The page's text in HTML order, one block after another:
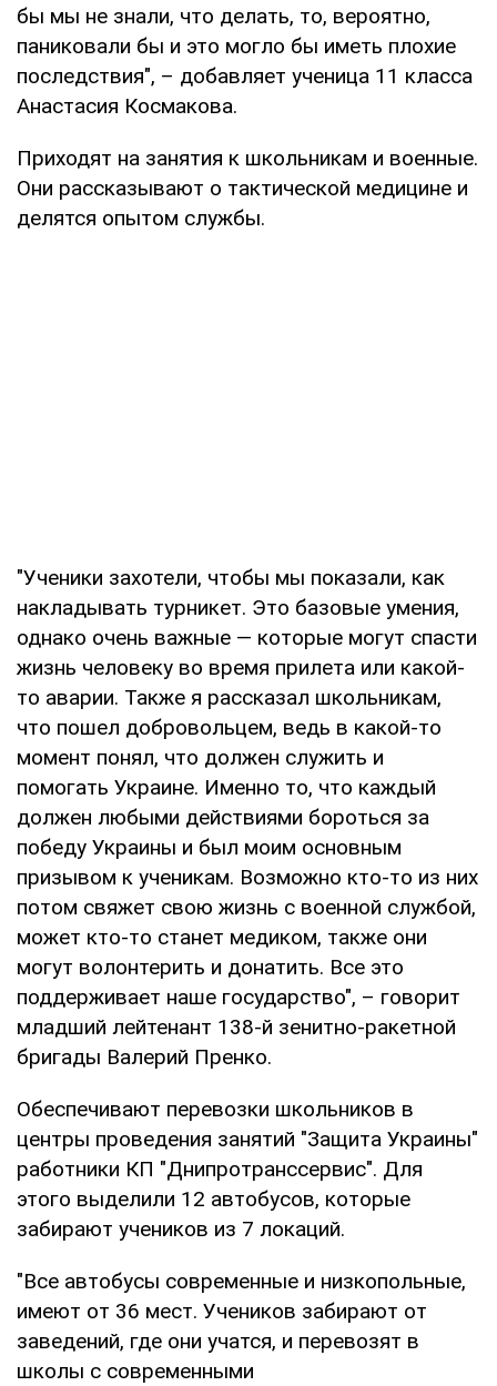
бы мы не знали, что делать, то, вероятно,
паниковали бы и это могло бы иметь плохие
последствия", – добавляет ученица 11 класса
Анастасия Космакова.
Приходят на занятия к школьникам и военные.
Они рассказывают о тактической медицине и
делятся опытом службы.
"Ученики захотели, чтобы мы показали, как
накладывать турникет. Это базовые умения,
однако очень важные — которые могут спасти
жизнь человеку во время прилета или какой-
то аварии. Также я рассказал школьникам,
что пошел добровольцем, ведь в какой-то
момент понял, что должен служить и
помогать Украине. Именно то, что каждый
должен любыми действиями бороться за
победу Украины и был моим основным
призывом к ученикам. Возможно кто-то из них
потом свяжет свою жизнь с военной службой,
может кто-то станет медиком, также они
могут волонтерить и донатить. Все это
поддерживает наше государство", – говорит
младший лейтенант 138-й зенитно-ракетной
бригады Валерий Пренко.
Обеспечивают перевозки школьников в
центры проведения занятий "Защита Украины"
работники КП "Днипротранссервис". Для
этого выделили 12 автобусов, которые
забирают учеников из 7 локаций.
"Все автобусы современные и низкопольные,
имеют от 36 мест. Учеников забирают от
заведений, где они учатся, и перевозят в
школы с современными